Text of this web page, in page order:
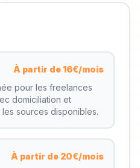
À partir de 16€/mois
pour les freelances
domiciliation et
sources disponibles.
À partir de 20€/mois